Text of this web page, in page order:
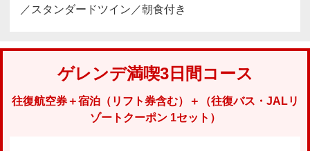
／スタンダードツイン／朝食付き
ゲレンデ満喫3日間コース
往復航空券＋宿泊（リフト券含む）＋（往復バス・JALリ
ゾートクーポン 1セット）